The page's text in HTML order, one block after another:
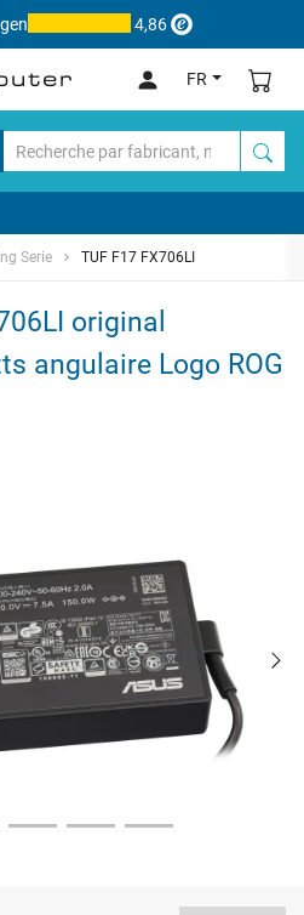
4,86
FR
Serie TUF F17 FX706LI
original
angulaire Logo ROG